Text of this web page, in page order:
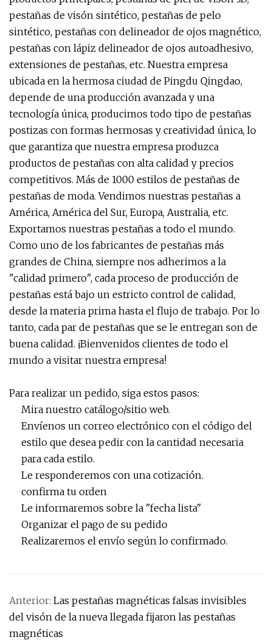
pestañas de visón sintético, pestañas de pelo
sintético, pestañas con delineador de ojos magnético,
pestañas con lápiz delineador de ojos autoadhesivo,
extensiones de pestañas, etc. Nuestra empresa
ubicada en la hermosa ciudad de Pingdu Qingdao,
depende de una producción avanzada y una
tecnología única, producimos todo tipo de pestañas
postizas con formas hermosas y creatividad única, lo
que garantiza que nuestra empresa produzca
productos de pestañas con alta calidad y precios
competitivos. Más de 1000 estilos de pestañas de
pestañas de moda. Vendimos nuestras pestañas a
América, América del Sur, Europa, Australia, etc.
Exportamos nuestras pestañas a todo el mundo.
Como uno de los fabricantes de pestañas más
grandes de China, siempre nos adherimos a la
"calidad primero", cada proceso de producción de
pestañas está bajo un estricto control de calidad,
desde la materia prima hasta el flujo de trabajo. Por lo
tanto, cada par de pestañas que se le entregan son de
buena calidad. ¡Bienvenidos clientes de todo el
mundo a visitar nuestra empresa!
Para realizar un pedido, siga estos pasos:
Mira nuestro catálogo/sitio web.
Envíenos un correo electrónico con el código del
estilo que desea pedir con la cantidad necesaria
para cada estilo.
Le responderemos con una cotización.
confirma tu orden
Le informaremos sobre la "fecha lista"
Organizar el pago de su pedido
Realizaremos el envío según lo confirmado.
Anterior: Las pestañas magnéticas falsas invisibles
del visón de la nueva llegada fijaron las pestañas
magnéticas